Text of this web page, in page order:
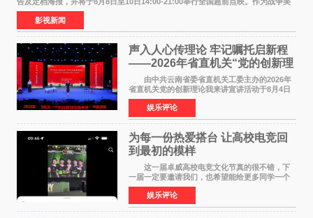
食大片，影片讲述的是中国厨师徐福（沈腾
影视新闻
声入人心传理论 牢记嘱托启新程
——2026年省直机关“党的创新理
论我来讲”宣讲活动圆满落幕
由中共云南省委省直机关工委主办的2026年
省直机关党的创新理论我来讲宣讲活动于8月4日
至5日在昆明举办。活动以 "牢记嘱托 感恩奋进
开创云南发展新局面 "为主题，坚持以新时代中国
特色社会主义
娱乐评论
为每一份热爱搭台 让高校电竞回
到最初的模样
这一届卓威高校电竞文化节真的很不错，下
一届一定要邀请我们，也希望能给更多同学一个
来到现场的机会。 2026卓威高校电竞文化节
已经落下帷幕，在活动结束后，仍有不少高校电
竞社负责人和现
娱乐评论